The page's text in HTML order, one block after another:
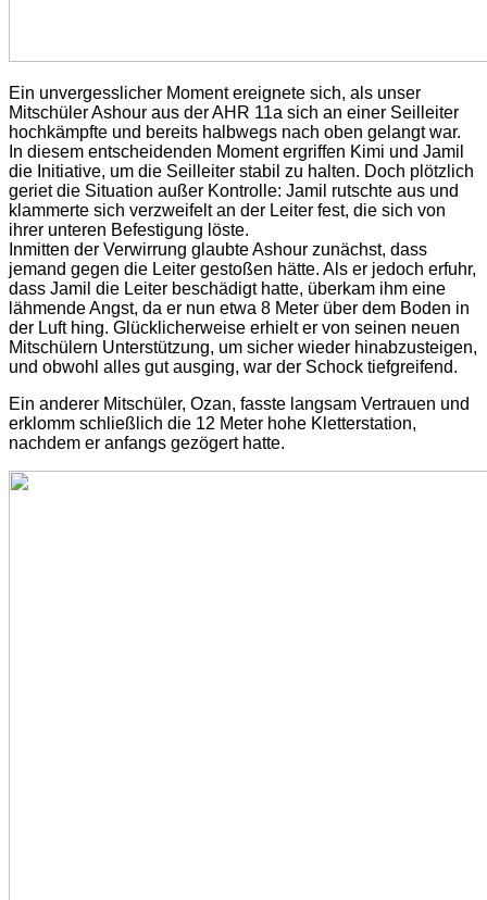
Ein unvergesslicher Moment ereignete sich, als unser
Mitschüler Ashour aus der AHR 11a sich an einer Seilleiter
hochkämpfte und bereits halbwegs nach oben gelangt war.
In diesem entscheidenden Moment ergriffen Kimi und Jamil
die Initiative, um die Seilleiter stabil zu halten. Doch plötzlich
geriet die Situation außer Kontrolle: Jamil rutschte aus und
klammerte sich verzweifelt an der Leiter fest, die sich von
ihrer unteren Befestigung löste.
Inmitten der Verwirrung glaubte Ashour zunächst, dass
jemand gegen die Leiter gestoßen hätte. Als er jedoch erfuhr,
dass Jamil die Leiter beschädigt hatte, überkam ihm eine
lähmende Angst, da er nun etwa 8 Meter über dem Boden in
der Luft hing. Glücklicherweise erhielt er von seinen neuen
Mitschülern Unterstützung, um sicher wieder hinabzusteigen,
und obwohl alles gut ausging, war der Schock tiefgreifend.
Ein anderer Mitschüler, Ozan, fasste langsam Vertrauen und
erklomm schließlich die 12 Meter hohe Kletterstation,
nachdem er anfangs gezögert hatte.